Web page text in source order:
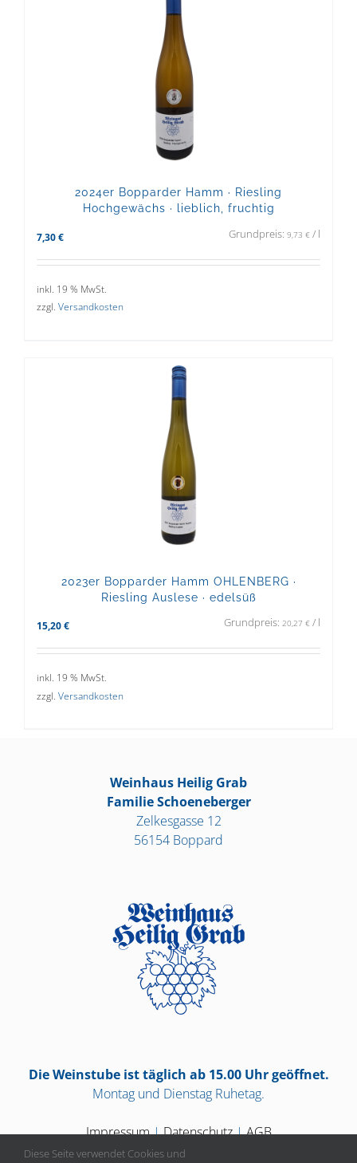
2024er Bopparder Hamm · Riesling
Hochgewächs · lieblich, fruchtig
7,30 € Grundpreis: 9,73 € / l
inkl. 19 % MwSt.
zzgl. Versandkosten
2023er Bopparder Hamm OHLENBERG ·
Riesling Auslese · edelsüß
15,20 € Grundpreis: 20,27 € / l
inkl. 19 % MwSt.
zzgl. Versandkosten
Weinhaus Heilig Grab
Familie Schoeneberger
Zelkesgasse 12
56154 Boppard
Die Weinstube ist täglich ab 15.00 Uhr geöffnet.
Montag und Dienstag Ruhetag.
Impressum|Datenschutz|AGB
Diese Seite verwendet Cookies und